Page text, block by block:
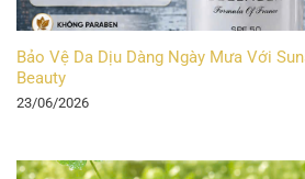
Bảo Vệ Da Dịu Dàng Ngày Mưa Với
Beauty
23/06/2026